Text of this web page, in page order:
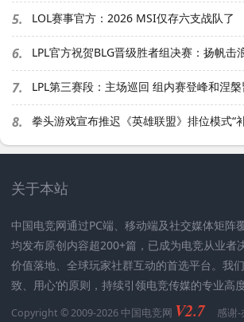
5. LOL赛事官方：2026 MSI仅存六支战队了
6. LPL官方祝贺BLG晋级胜者组决赛：扬帆击
7. LPL第三赛段：主场巡回 组内赛登峰和涅
8. 拳头游戏宣布推迟《英雄联盟》排位模式“
关于本站
中国电竞网通过PC端、移动端及社交媒体矩阵
均发布原创内容超200+篇，已成为电竞从业者
价值落地、全球玩家社群互动的首选平台。我
致、用心‘的原则，持续引领电竞传媒的专业高度
Copyright © 2009-2026 中国电竞网 V2.7 感谢-